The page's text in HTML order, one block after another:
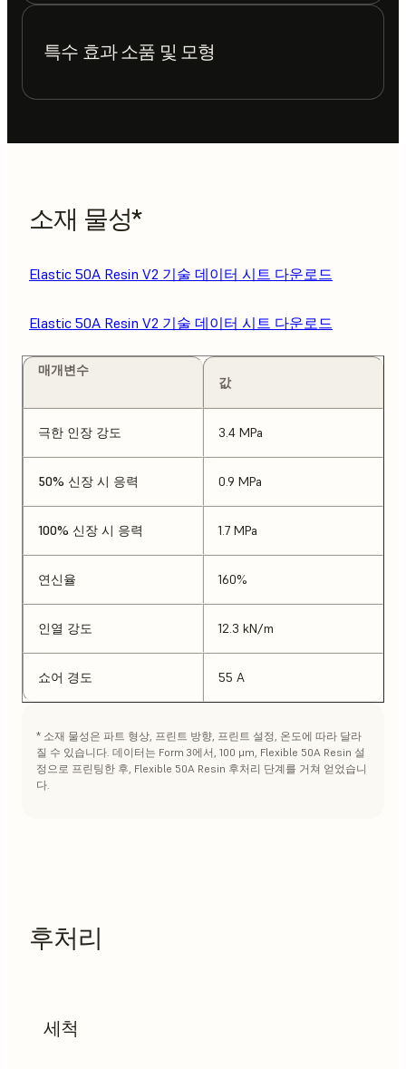
특수 효과 소품 및 모형
소재 물성*
Elastic 50A Resin V2 기술 데이터 시트 다운로드
Elastic 50A Resin V2 기술 데이터 시트 다운로드
매개변수
값
극한 인장 강도 3.4 MPa
50% 신장 시 응력 0.9 MPa
100% 신장 시 응력 1.7 MPa
연신율 160%
인열 강도 12.3 kN/m
쇼어 경도 55 A
* 소재 물성은 파트 형상, 프린트 방향, 프린트 설정, 온도에 따라 달라
질 수 있습니다. 데이터는 Form 3에서, 100 μm, Flexible 50A Resin 설
정으로 프린팅한 후, Flexible 50A Resin 후처리 단계를 거쳐 얻었습니
다.
후처리
세척